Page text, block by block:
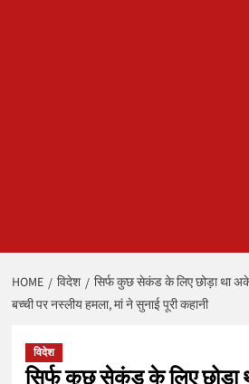
HOME विदेश
सिर्फ कुछ सेकंड के लिए छोड़ा था
बच्ची पर नस्लीय हमला, मां ने सुनाई पूरी कहानी
विदेश